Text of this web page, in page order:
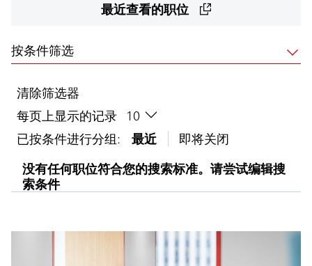
最近查看的职位
按条件筛选
清除筛选器
每页上显示的记录
已按条件进行分组:
最近
即将关闭
没有任何职位符合您的搜索标准。请尝试编辑搜
索条件